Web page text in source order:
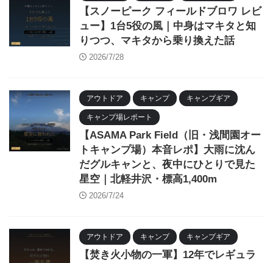
【スノーピーク フィールドブロワ レビ
ュー】1台5役の風｜中身はマキタと知
りつつ、マキタから乗り換えた話
2026/7/28
アウトドア キャンプ キャンプギア
キャンプ場レポート
【ASAMA Park Field（旧・浅間園オー
トキャンプ場）本音レポ】大雨に沈ん
だグルキャンと、夜中にひとりで見た
星空｜北軽井沢・標高1,400m
2026/7/24
アウトドア キャンプ キャンプギア
【焚き火小物の一軍】12年でレギュラ